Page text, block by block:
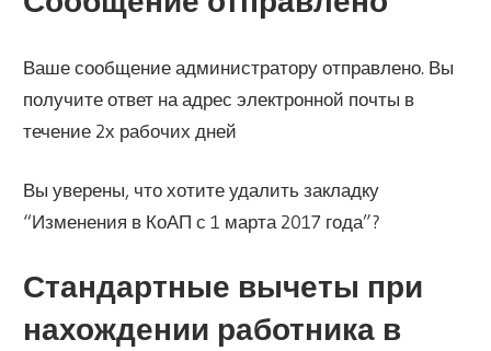
Ваше сообщение администратору отправлено. Вы
получите ответ на адрес электронной почты в
течение 2х рабочих дней
Вы уверены, что хотите удалить закладку
“Изменения в КоАП с 1 марта 2017 года”?
Стандартные вычеты при
нахождении работника в